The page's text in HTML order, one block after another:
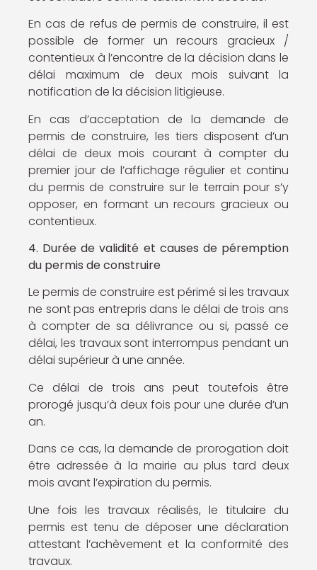
En cas de refus de permis de construire, il est
possible de former un recours gracieux /
contentieux à l’encontre de la décision dans le
délai maximum de deux mois suivant la
notification de la décision litigieuse.
En cas d’acceptation de la demande de
permis de construire, les tiers disposent d’un
délai de deux mois courant à compter du
premier jour de l’affichage régulier et continu
du permis de construire sur le terrain pour s’y
opposer, en formant un recours gracieux ou
contentieux.
4. Durée de validité et causes de péremption
du permis de construire
Le permis de construire est périmé si les travaux
ne sont pas entrepris dans le délai de trois ans
à compter de sa délivrance ou si, passé ce
délai, les travaux sont interrompus pendant un
délai supérieur à une année.
Ce délai de trois ans peut toutefois être
prorogé jusqu’à deux fois pour une durée d’un
an.
Dans ce cas, la demande de prorogation doit
être adressée à la mairie au plus tard deux
mois avant l’expiration du permis.
Une fois les travaux réalisés, le titulaire du
permis est tenu de déposer une déclaration
attestant l’achèvement et la conformité des
travaux.